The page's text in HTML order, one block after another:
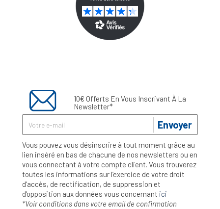
10€ Offerts En Vous Inscrivant À La
Newsletter*
Envoyer
Vous pouvez vous désinscrire à tout moment grâce au
lien inséré en bas de chacune de nos newsletters ou en
vous connectant à votre compte client. Vous trouverez
toutes les informations sur l’exercice de votre droit
d'accès, de rectification, de suppression et
d'opposition aux données vous concernant ici
*Voir conditions dans votre email de confirmation